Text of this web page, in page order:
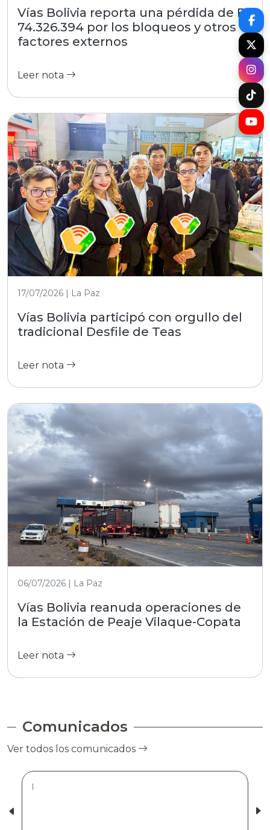
Vías Bolivia reporta una pérdida de Bs
74.326.394 por los bloqueos y otros
factores externos
Leer nota
17/07/2026 | La Paz
Vías Bolivia participó con orgullo del
tradicional Desfile de Teas
Leer nota
06/07/2026 | La Paz
Vías Bolivia reanuda operaciones de
la Estación de Peaje Vilaque-Copata
Leer nota
Comunicados
Ver todos los comunicados
|